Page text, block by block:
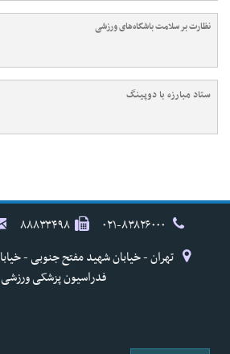
نظارت بر سلامت باشگاه‌های ورزشی
ستاد مبارزه با دوپینگ
۸۸۸۳۳۴۹۸
فدراسیون پزشکی ورزشی